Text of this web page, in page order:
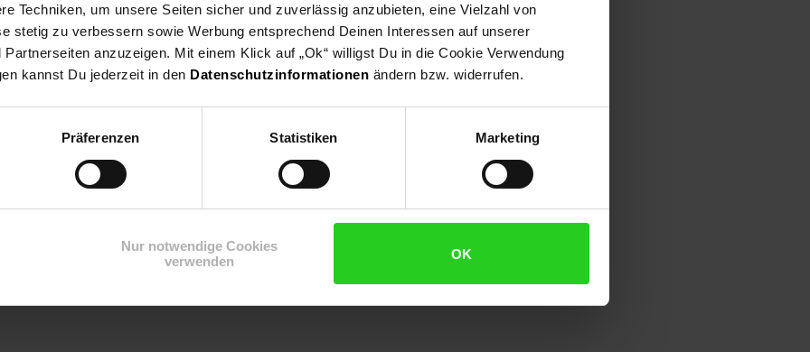
Techniken, um unsere Seiten sicher und zuverlässig anzubieten, eine Vielzahl von
stetig zu verbessern sowie Werbung entsprechend Deinen Interessen auf unserer
anzuzeigen. Mit einem Klick auf „Ok“ willigst Du in die Cookie Verwendung
kannst Du jederzeit in den Datenschutzinformationen ändern bzw. widerrufen.
Präferenzen Statistiken Marketing
Nur notwendige Cookies
verwenden
OK